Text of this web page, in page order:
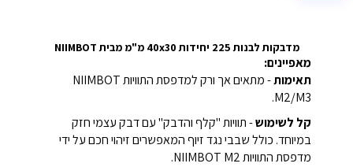
מדבקות לבנות 225 יחידות 40x30 מ"מ מבית NIIMBOT
מאפיינים:
תאימות
- מתאים אך ורק למדפסת התוויות NIIMBOT
M2/M3.
קל לשימוש- תוויות "קלף והדבק" עם דבק עצמי חזק
במיוחד. כולל שבבי נגד זיוף המאפשרים זיהוי חכם על ידי
מדפסת התוויות NIIMBOT M2.